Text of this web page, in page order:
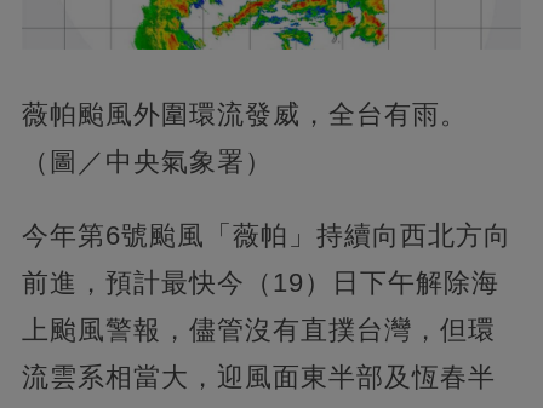
薇帕颱風外圍環流發威，全台有雨。
（圖／中央氣象署）
今年第6號颱風「薇帕」持續向西北方向
前進，預計最快今（19）日下午解除海
上颱風警報，儘管沒有直撲台灣，但環
流雲系相當大，迎風面東半部及恆春半